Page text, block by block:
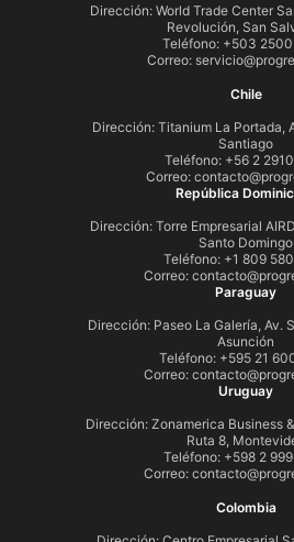
Dirección: World Trade Center
Revolución, San
Teléfono: +503
Correo:
Chile
Dirección: Titanium La Portada,
Santiago
Teléfono: +56 2
Correo:
República
Dirección: Torre Empresarial
Santo Domingo
Teléfono: +1 809
Correo:
Paraguay
Dirección: Paseo La Galería, Av.
Asunción
Teléfono: +595 21
Correo:
Uruguay
Dirección: Zonamerica Business
Ruta 8,
Teléfono: +598 2
Correo:
Colombia